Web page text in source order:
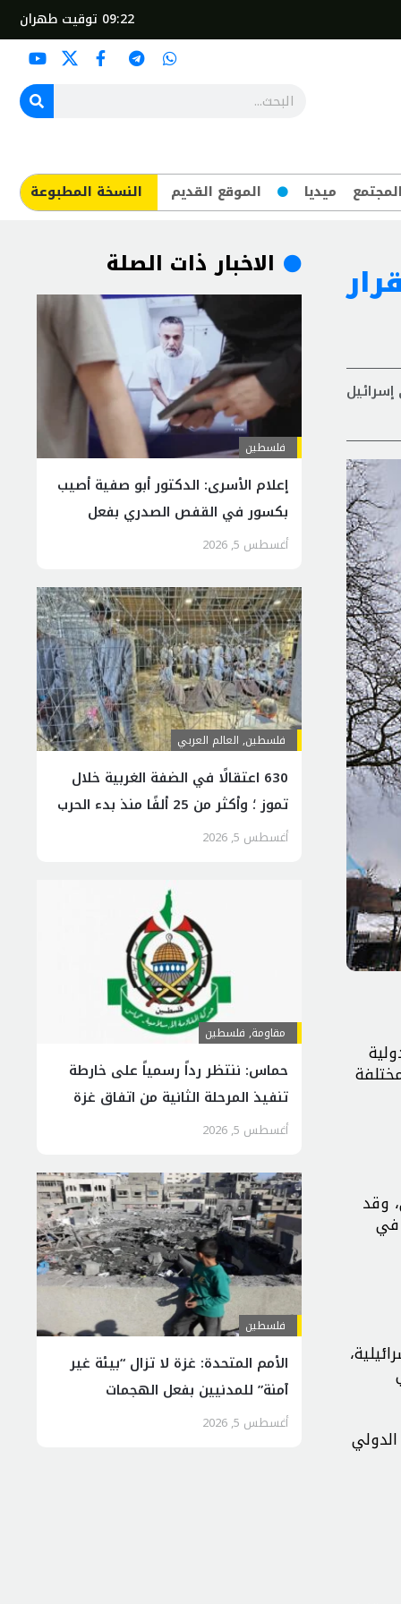
09:22 توقيت طهران
المجتمع ميديا الموقع القديم ​النسخة المطبوعة
الدولي، وقد
في
الاخبار ذات الصلة
فلسطين
إعلام الأسرى: الدكتور أبو صفية أصيب
بكسور في القفص الصدري بفعل
اعتداءات الاحتلال
أغسطس 5, 2026
فلسطين, العالم العربي
630 اعتقالًا في الضفة الغربية خلال
تموز ؛ وأكثر من 25 ألفًا منذ بدء الحرب
أغسطس 5, 2026
مقاومة, فلسطين
حماس: ننتظر رداً رسمياً على خارطة
تنفيذ المرحلة الثانية من اتفاق غزة
أغسطس 5, 2026
فلسطين
الأمم المتحدة: غزة لا تزال “بيئة غير
آمنة” للمدنيين بفعل الهجمات
الإسرائيلية
أغسطس 5, 2026